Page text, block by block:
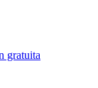
gratuita